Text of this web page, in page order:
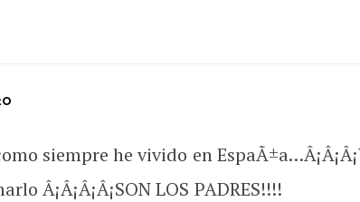
siempre he vivido en
Â¡Â¡Â¡Â¡SON LOS PADRES!!!!